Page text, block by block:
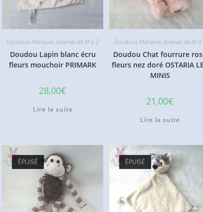
Doudous Marques diverses de M à Z
Doudou Lapin blanc écru
fleurs mouchoir PRIMARK
28,00€
Lire la suite
Doudous Marques diverses de M à
Doudou Chat fourrure
fleurs nez doré OSTARIA
MINIS
21,00€
Lire la suite
ÉPUISÉ ÉPUISÉ